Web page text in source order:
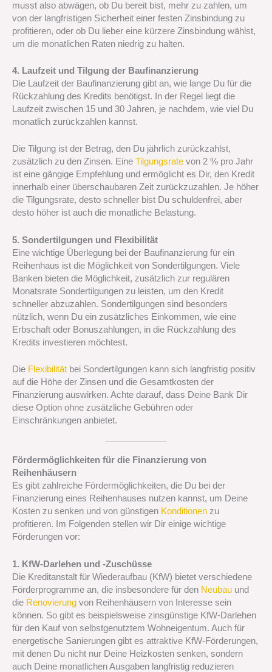
musst also abwägen, ob Du bereit bist, mehr zu zahlen, um
von der langfristigen Sicherheit einer festen Zinsbindung zu
profitieren, oder ob Du lieber eine kürzere Zinsbindung wählst,
um die monatlichen Raten niedrig zu halten.
4. Laufzeit und Tilgung der Baufinanzierung
Die Laufzeit der Baufinanzierung gibt an, wie lange Du für die
Rückzahlung des Kredits benötigst. In der Regel liegt die
Laufzeit zwischen 15 und 30 Jahren, je nachdem, wie viel Du
monatlich zurückzahlen kannst.
Die Tilgung ist der Betrag, den Du jährlich zurückzahlst,
zusätzlich zu den Zinsen. Eine Tilgungsrate von 2 % pro Jahr
ist eine gängige Empfehlung und ermöglicht es Dir, den Kredit
innerhalb einer überschaubaren Zeit zurückzuzahlen. Je höher
die Tilgungsrate, desto schneller bist Du schuldenfrei, aber
desto höher ist auch die monatliche Belastung.
5. Sondertilgungen und Flexibilität
Eine wichtige Überlegung bei der Baufinanzierung für ein
Reihenhaus ist die Möglichkeit von Sondertilgungen. Viele
Banken bieten die Möglichkeit, zusätzlich zur regulären
Monatsrate Sondertilgungen zu leisten, um den Kredit
schneller abzuzahlen. Sondertilgungen sind besonders
nützlich, wenn Du ein zusätzliches Einkommen, wie eine
Erbschaft oder Bonuszahlungen, in die Rückzahlung des
Kredits investieren möchtest.
Die Flexibilität bei Sondertilgungen kann sich langfristig positiv
auf die Höhe der Zinsen und die Gesamtkosten der
Finanzierung auswirken. Achte darauf, dass Deine Bank Dir
diese Option ohne zusätzliche Gebühren oder
Einschränkungen anbietet.
Fördermöglichkeiten für die Finanzierung von
Reihenhäusern
Es gibt zahlreiche Fördermöglichkeiten, die Du bei der
Finanzierung eines Reihenhauses nutzen kannst, um Deine
Kosten zu senken und von günstigen Konditionen zu
profitieren. Im Folgenden stellen wir Dir einige wichtige
Förderungen vor:
1. KfW-Darlehen und -Zuschüsse
Die Kreditanstalt für Wiederaufbau (KfW) bietet verschiedene
Förderprogramme an, die insbesondere für den Neubau und
die Renovierung von Reihenhäusern von Interesse sein
können. So gibt es beispielsweise zinsgünstige KfW-Darlehen
für den Kauf von selbstgenutztem Wohneigentum. Auch für
energetische Sanierungen gibt es attraktive KfW-Förderungen,
mit denen Du nicht nur Deine Heizkosten senken, sondern
auch Deine monatlichen Ausgaben langfristig reduzieren